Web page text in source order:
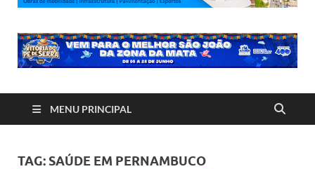
MENU PRINCIPAL
TAG: SAÚDE EM PERNAMBUCO